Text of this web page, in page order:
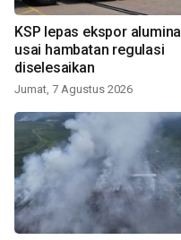
KSP lepas ekspor alumina
usai hambatan regulasi
diselesaikan
Jumat, 7 Agustus 2026